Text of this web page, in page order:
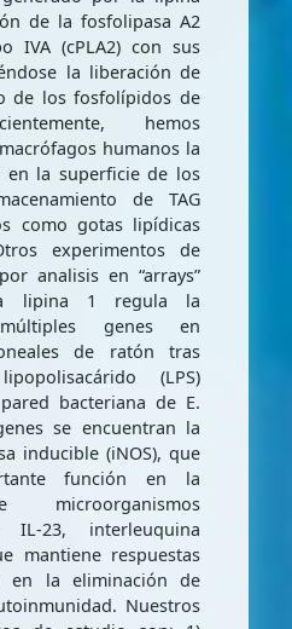
de la fosfolipasa A2
IVA (cPLA2) con sus
la liberación de
de los fosfolípidos de
hemos
humanos la
en la superficie de los
de TAG
como gotas lipídicas
experimentos de
analisis en “arrays”
lipina 1 regula la
genes en
de ratón tras
(LPS)
bacteriana de E.
se encuentran la
inducible (iNOS), que
función en la
microorganismos
23, interleuquina
mantiene respuestas
en la eliminación de
Nuestros